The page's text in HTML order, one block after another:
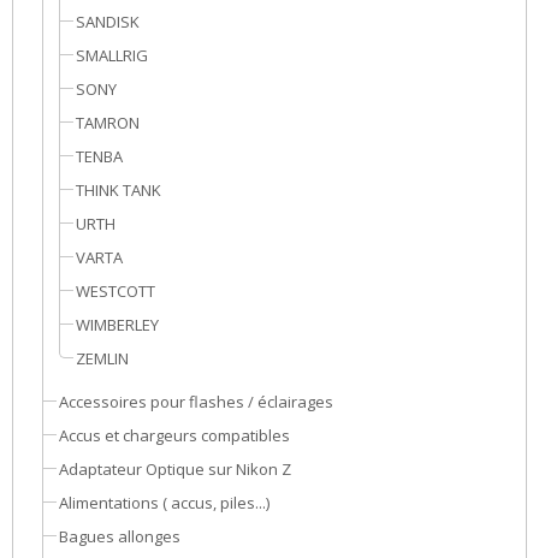
SANDISK
SMALLRIG
SONY
TAMRON
TENBA
THINK TANK
URTH
VARTA
WESTCOTT
WIMBERLEY
ZEMLIN
Accessoires pour flashes / éclairages
Accus et chargeurs compatibles
Adaptateur Optique sur Nikon Z
Alimentations ( accus, piles...)
Bagues allonges